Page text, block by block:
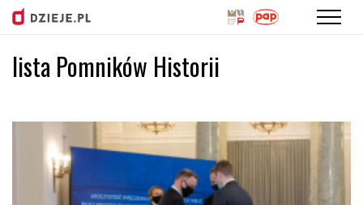
Przejdź
do
lista Pomników Historii